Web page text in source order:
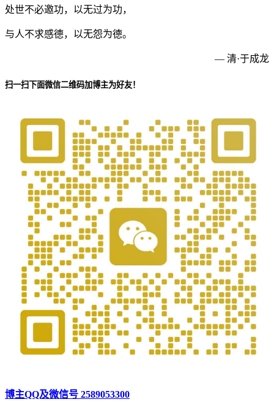
处世不必邀功，以无过为功，
与人不求感德，以无怨为德。
— 清·于成龙
扫一扫下面微信二维码加博主为好友！
博主QQ及微信号 2589053300